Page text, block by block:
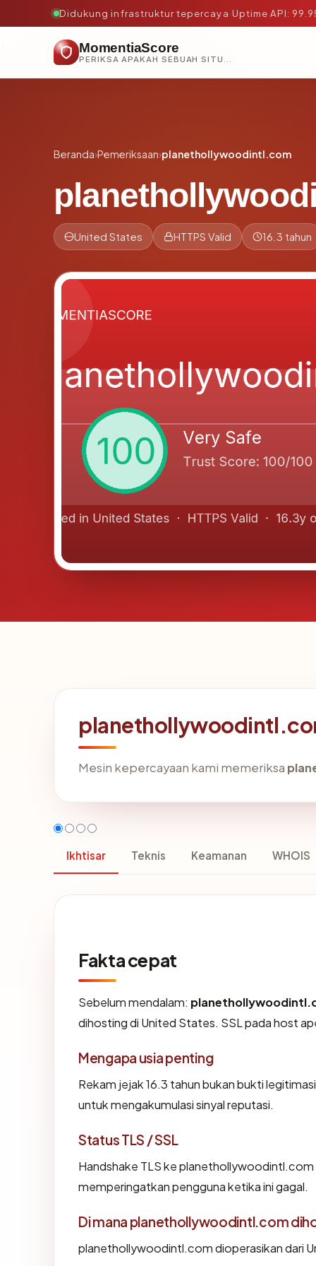
Didukung infrastruktur tepercaya·Uptime API:
MomentiaScore
PERIKSA APAKAH SEBUAH SITUS AMAN, TEPERCAYA, DAN TERVERIFIKASI DALAM HITUNGAN DETIK.
Beranda›Pemeriksaan›planethollywoodintl.com
United States HTTPS Valid 16.3 tahun
Mesin kepercayaan kami memeriksa
Ikhtisar Teknis Keamanan WHOIS
Fakta cepat
Sebelum mendalam:
dihosting di United States. SSL pada host
Mengapa usia penting
Rekam jejak 16.3 tahun bukan bukti
untuk mengakumulasi sinyal reputasi.
Status TLS / SSL
Handshake TLS ke
memperingatkan pengguna ketika ini gagal.
Di mana planethollywoodintl.com
planethollywoodintl.com dioperasikan dari